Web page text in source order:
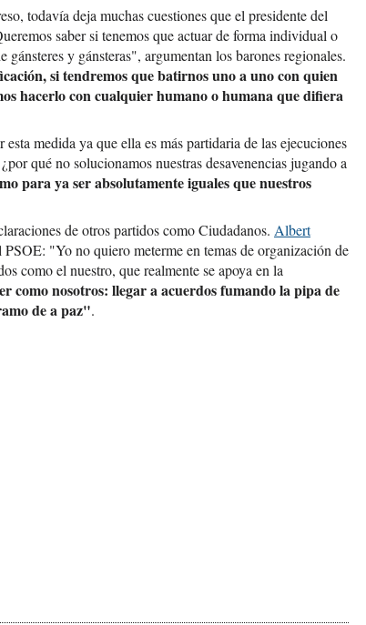
todavía deja muchas cuestiones que el presidente del
saber si tenemos que actuar de forma individual o
y gánsteras", argumentan los barones regionales.
si tendremos que batirnos uno a uno con quien
hacerlo con cualquier humano o humana que difiera
esta medida ya que ella es más partidaria de las ejecuciones
qué no solucionamos nuestras desavenencias jugando a
para ya ser absolutamente iguales que nuestros
de otros partidos como Ciudadanos. Albert
"Yo no quiero meterme en temas de organización de
como el nuestro, que realmente se apoya en la
como nosotros: llegar a acuerdos fumando la pipa de
de a paz".